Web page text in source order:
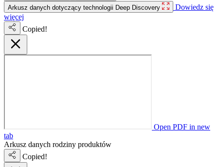
Arkusz danych dotyczący technologii Deep Discovery
Dowiedz się
więcej
Copied!
Open PDF in new
tab
Arkusz danych rodziny produktów
Copied!